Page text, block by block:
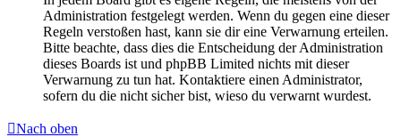
Administration festgelegt werden. Wenn du gegen eine dieser
Regeln verstoßen hast, kann sie dir eine Verwarnung erteilen.
Bitte beachte, dass dies die Entscheidung der Administration
dieses Boards ist und phpBB Limited nichts mit dieser
Verwarnung zu tun hat. Kontaktiere einen Administrator,
sofern du die nicht sicher bist, wieso du verwarnt wurdest.
Nach oben